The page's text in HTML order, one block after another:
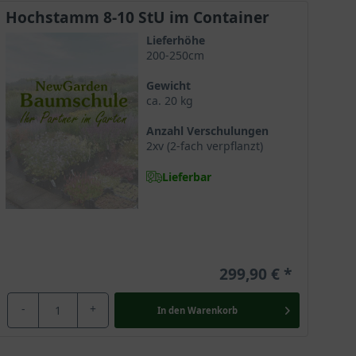
wunderschöne Lichtreflexe zaubert. Es verführt
die Gattung ihre große Beliebtheit.
und farbintensiven Optik aufwertet. Er ist hier
Judas sich nach seinem Verrat an Jesus an
Hochstamm 8-10 StU im Container
Lieferhöhe
200-250cm
Gewicht
ca. 20 kg
Anzahl Verschulungen
2xv (2-fach verpflanzt)
Lieferbar
299,90 €
- + In den Warenkorb